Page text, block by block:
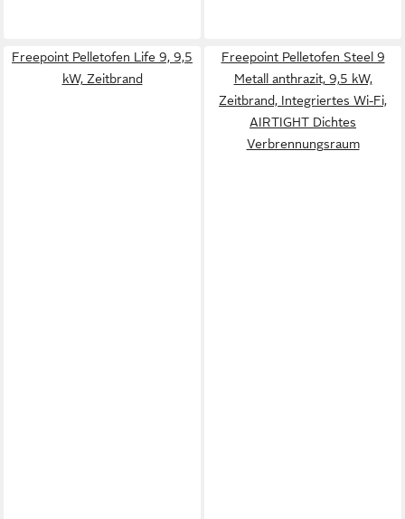
Freepoint Pelletofen Life 9, 9,5
kW, Zeitbrand
Freepoint Pelletofen Steel 9
Metall anthrazit, 9,5 kW,
Zeitbrand, Integriertes Wi-Fi,
AIRTIGHT Dichtes
Verbrennungsraum